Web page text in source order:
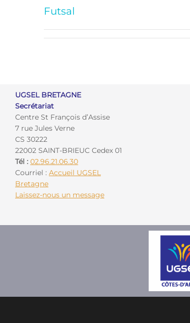
Futsal
UGSEL BRETAGNE
Secrétariat
Centre St François d’Assise
7 rue Jules Verne
CS 30222
22002 SAINT-BRIEUC Cedex 01
Tél : 02.96.21.06.30
Courriel : Accueil UGSEL
Bretagne
Laissez-nous un message